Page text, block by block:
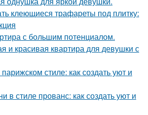
клеющиеся трафареты под плитку:
с большим потенциалом.
и красивая квартира для девушки с
стиле: как создать уют и
в стиле прованс: как создать уют и